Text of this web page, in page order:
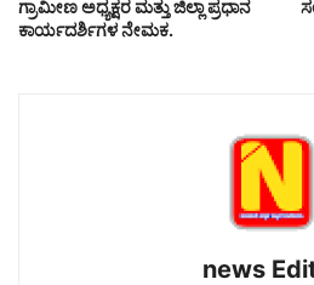
ಗ್ರಾಮೀಣ ಅಧ್ಯಕ್ಷರ ಮತ್ತು ಜಿಲ್ಲಾ ಪ್ರಧಾನ
ಕಾರ್ಯದರ್ಶಿಗಳ ನೇಮಕ.
news